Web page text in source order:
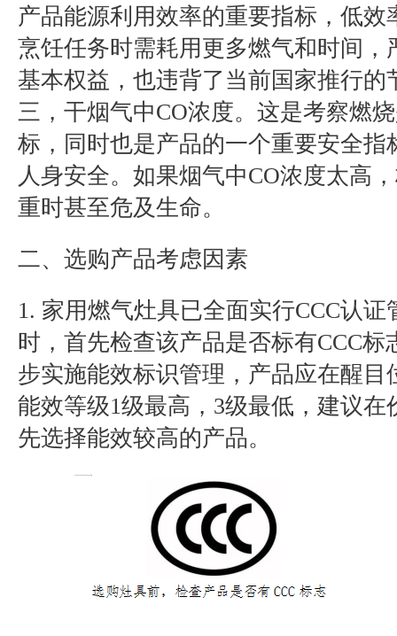
产品能源利用效率的重要指标，低效
烹饪任务时需耗用更多燃气和时间，
基本权益，也违背了当前国家推行的
三，干烟气中CO浓度。这是考察燃
标，同时也是产品的一个重要安全指
人身安全。如果烟气中CO浓度太高
重时甚至危及生命。
二、选购产品考虑因素
1. 家用燃气灶具已全面实行CCC认
时，首先检查该产品是否标有CCC标
步实施能效标识管理，产品应在醒目
能效等级1级最高，3级最低，建议在
先选择能效较高的产品。